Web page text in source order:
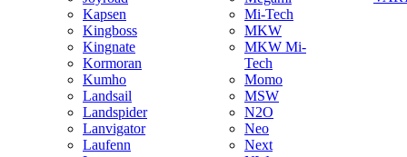
Kapsen
Kingboss
Kingnate
Kormoran
Kumho
Landsail
Landspider
Lanvigator
Laufenn
Mi-Tech
MKW
MKW Mi-
Tech
Momo
MSW
N2O
Neo
Next